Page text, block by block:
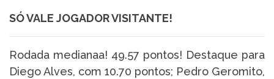
SÓ VALE JOGADOR VISITANTE!
Rodada medianaa! 49.57 pontos! Destaque para
Diego Alves, com 10.70 pontos; Pedro Geromito,